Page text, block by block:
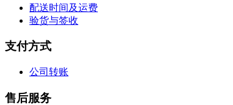
配送时间及运费
验货与签收
支付方式
公司转账
售后服务